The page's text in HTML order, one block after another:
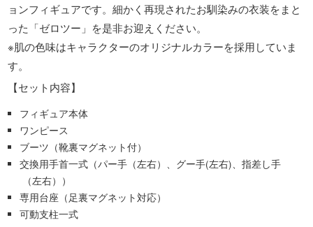
ョンフィギュアです。細かく再現されたお馴染みの衣装をまと
った「ゼロツー」を是非お迎えください。
※肌の色味はキャラクターのオリジナルカラーを採用していま
す。
【セット内容】
フィギュア本体
ワンピース
ブーツ（靴裏マグネット付）
交換用手首一式（パー手（左右）、グー手(左右)、指差し手
（左右））
専用台座（足裏マグネット対応）
可動支柱一式